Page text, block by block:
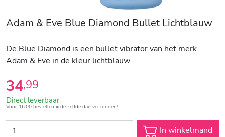
Adam & Eve Blue Diamond Bullet Lichtblauw
De Blue Diamond is een bullet vibrator van het merk
Adam & Eve in de kleur lichtblauw.
34,99
Direct leverbaar
Voor 16:00 bestellen = de zelfde dag verzonden!
In winkelmand